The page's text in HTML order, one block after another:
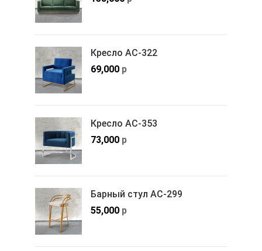
Кресло АС-322
69,000 р
Кресло АС-353
73,000 р
Барный стул АС-299
55,000 р